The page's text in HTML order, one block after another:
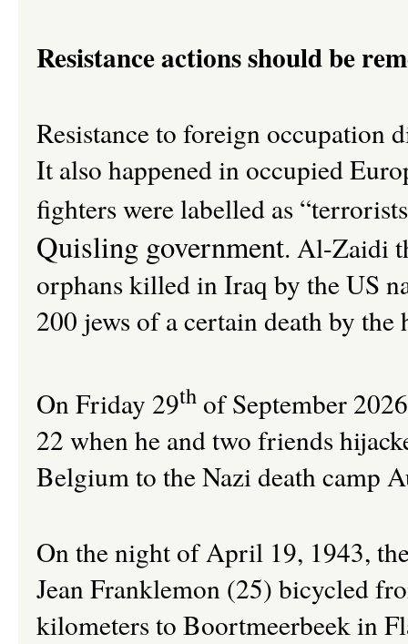
Resistance actions should be
Resistance to foreign occupation
It also happened in occupied
fighters were labelled as
Quisling government. Al-Zaidi
orphans killed in Iraq by the US
200 jews of a certain death by the
On Friday 29th of September
22 when he and two friends
Belgium to the Nazi death camp
On the night of April 19, 1943,
Jean Franklemon (25) bicycled
kilometers to Boortmeerbeek in